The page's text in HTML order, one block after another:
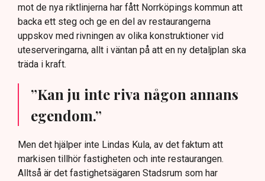
mot de nya riktlinjerna har fått Norrköpings kommun att
backa ett steg och ge en del av restaurangerna
uppskov med rivningen av olika konstruktioner vid
uteserveringarna, allt i väntan på att en ny detaljplan ska
träda i kraft.
”Kan ju inte riva någon annans
egendom.”
Men det hjälper inte Lindas Kula, av det faktum att
markisen tillhör fastigheten och inte restaurangen.
Alltså är det fastighetsägaren Stadsrum som har